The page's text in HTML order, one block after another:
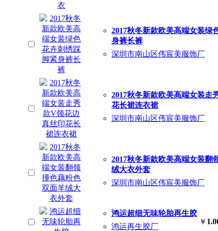
2017秋冬新款欧美高端女装绿
身裤长裤
深圳市南山区伟宸美服饰厂
2017秋冬新款欧美高端女装走
花长裙连衣裙
深圳市南山区伟宸美服饰厂
2017秋冬新款欧美高端女装翻
绒大衣外套
深圳市南山区伟宸美服饰厂
鸿运超细无味轮胎再生胶
鸿运再生胶厂
￥